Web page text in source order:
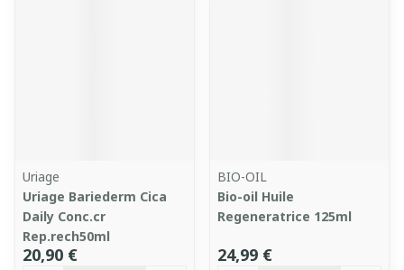
Uriage
Uriage Bariederm Cica
Daily Conc.cr
Rep.rech50ml
20,90 €
BIO-OIL
Bio-oil Huile
Regeneratrice 125ml
24,99 €